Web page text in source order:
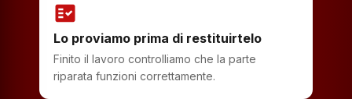
fact_check
Lo proviamo prima di restituirtelo
Finito il lavoro controlliamo che la parte
riparata funzioni correttamente.